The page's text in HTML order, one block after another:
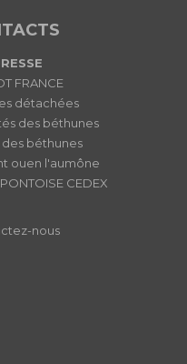
FRANCE
détachées
des béthunes
des béthunes
ouen l'aumône
CEDEX
nous